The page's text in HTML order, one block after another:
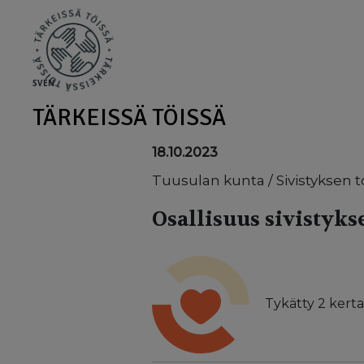
SVEN
TÄRKEISSÄ TÖISSÄ
18.10.2023
Tuusulan kunta / Sivistyksen
Osallisuus
Tykätty 2